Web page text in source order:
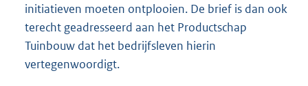
initiatieven moeten ontplooien. De brief is dan ook
terecht geadresseerd aan het Productschap
Tuinbouw dat het bedrijfsleven hierin
vertegenwoordigt.